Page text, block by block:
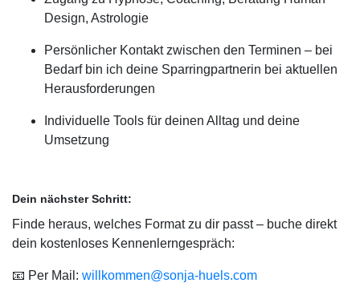
Design, Astrologie
Persönlicher Kontakt zwischen den Terminen – bei
Bedarf bin ich deine Sparringpartnerin bei aktuellen
Herausforderungen
Individuelle Tools für deinen Alltag und deine
Umsetzung
Dein nächster Schritt:
Finde heraus, welches Format zu dir passt – buche direkt
dein kostenloses Kennenlerngespräch:
📧 Per Mail: willkommen@sonja-huels.com